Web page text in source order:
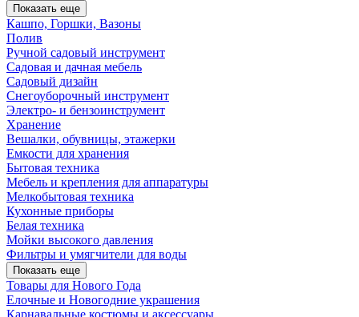
Показать еще
Кашпо, Горшки, Вазоны
Полив
Ручной садовый инструмент
Садовая и дачная мебель
Садовый дизайн
Снегоуборочный инструмент
Электро- и бензоинструмент
Хранение
Вешалки, обувницы, этажерки
Емкости для хранения
Бытовая техника
Мебель и крепления для аппаратуры
Мелкобытовая техника
Кухонные приборы
Белая техника
Мойки высокого давления
Фильтры и умягчители для воды
Показать еще
Товары для Нового Года
Елочные и Новогодние украшения
Карнавальные костюмы и аксессуары